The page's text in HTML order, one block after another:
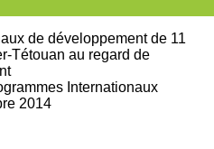
Internationaux
2014